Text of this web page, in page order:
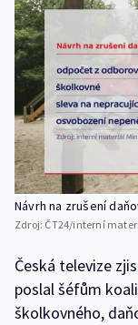
Návrh na zrušení
Zdroj: ČT24/interní
Česká televize
poslal šéfům
školkovného,